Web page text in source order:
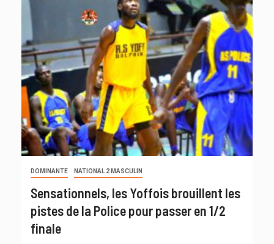
DOMINANTE NATIONAL 2 MASCULIN
Sensationnels, les Yoffois brouillent les
pistes de la Police pour passer en 1/2
finale